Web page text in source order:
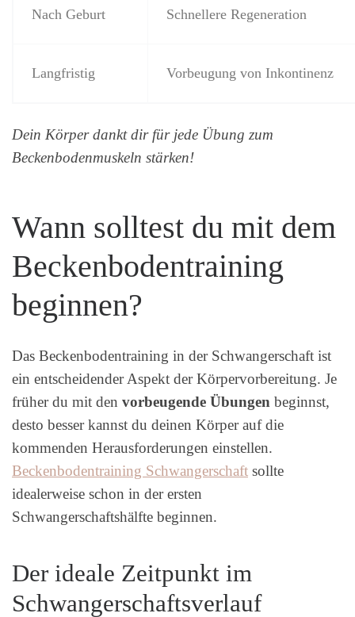
Nach Geburt Schnellere Regeneration
Langfristig Vorbeugung von Inkontinenz
Dein Körper dankt dir für jede Übung zum
Beckenbodenmuskeln stärken!
Wann solltest du mit dem
Beckenbodentraining
beginnen?
Das Beckenbodentraining in der Schwangerschaft ist
ein entscheidender Aspekt der Körpervorbereitung. Je
früher du mit den vorbeugende Übungen beginnst,
desto besser kannst du deinen Körper auf die
kommenden Herausforderungen einstellen.
Beckenbodentraining Schwangerschaft sollte
idealerweise schon in der ersten
Schwangerschaftshälfte beginnen.
Der ideale Zeitpunkt im
Schwangerschaftsverlauf